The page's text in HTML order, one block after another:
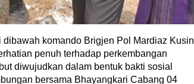
komando Brigjen Pol Mardiaz Kusin
penuh terhadap perkembangan
diwujudkan dalam bentuk bakti sosial
bersama Bhayangkari Cabang 04